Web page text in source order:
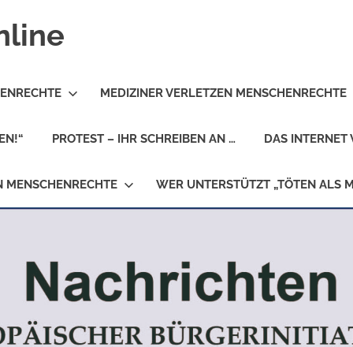
MEDIZINER VERLETZEN MENSCHENRECHTE
PROTEST – IHR SCHREIBEN AN … DAS INTERNET
MENSCHENRECHTE WER UNTERSTÜTZT „TÖTEN ALS